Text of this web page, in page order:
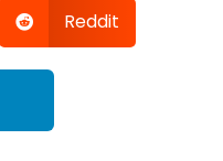
Reddit